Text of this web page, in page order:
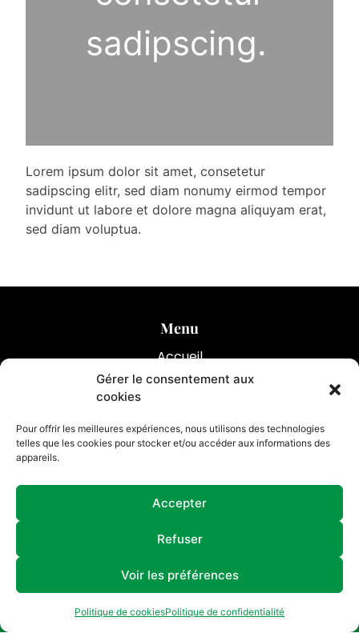
Gérer le consentement aux
cookies
Pour offrir les meilleures expériences, nous utilisons des technologies
telles que les cookies pour stocker et/ou accéder aux informations des
appareils.
Accepter
Refuser
Voir les préférences
Politique de cookiesPolitique de confidentialité
sadipscing.
Lorem ipsum dolor sit amet, consetetur
sadipscing elitr, sed diam nonumy eirmod tempor
invidunt ut labore et dolore magna aliquyam erat,
sed diam voluptua.
Menu
Accueil
Optimiser votre assurance emprunteur
Réalisations
07 61 56 16 51